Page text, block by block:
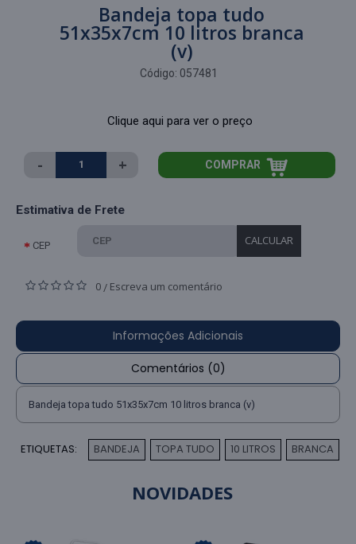
Bandeja topa tudo
51x35x7cm 10 litros branca
(v)
Código: 057481
Clique aqui para ver o preço
- + COMPRAR
Estimativa de Frete
CEP CALCULAR
0 / Escreva um comentário
Informações Adicionais
Comentários (0)
Bandeja topa tudo 51x35x7cm 10 litros branca (v)
ETIQUETAS: BANDEJA TOPA TUDO 10 LITROS BRANCA
NOVIDADES